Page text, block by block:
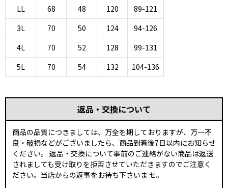
LL
68 48 120
89-121
3L
70 50 124
94-126
4L
70 52 128
99-131
5L
70 54 132 104-136
返品・交換について
商品の品質につきましては、万全を期しておりますが、万一不
良・破損などがございましたら、商品到着後7日以内にお知らせ
ください。 返品・交換について事前のご連絡がない商品は返送
されましても受け取りを拒否させていただきますのでご注意く
ださい。当店からの返事をお待ち下さいま せ。